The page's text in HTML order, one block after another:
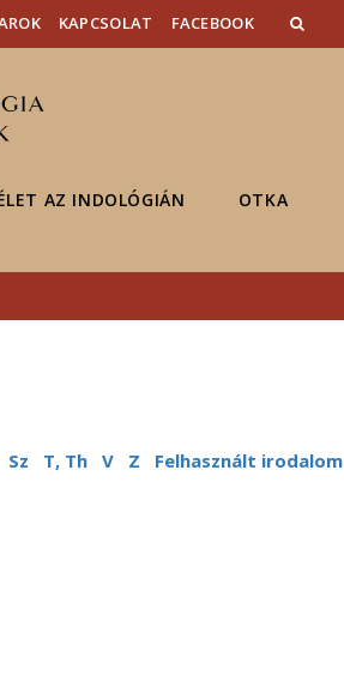
KAPCSOLAT FACEBOOK
AZ INDOLÓGIÁN OTKA
Sz T, Th V Z Felhasznált irodalom